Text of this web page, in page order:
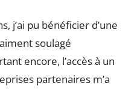
j’ai pu bénéficier d’une
soulagé
encore, l’accès à un
partenaires m’a